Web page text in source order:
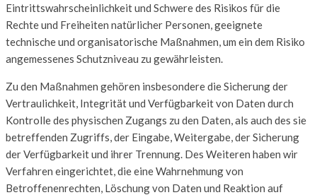
Eintrittswahrscheinlichkeit und Schwere des Risikos für die
Rechte und Freiheiten natürlicher Personen, geeignete
technische und organisatorische Maßnahmen, um ein dem Risiko
angemessenes Schutzniveau zu gewährleisten.
Zu den Maßnahmen gehören insbesondere die Sicherung der
Vertraulichkeit, Integrität und Verfügbarkeit von Daten durch
Kontrolle des physischen Zugangs zu den Daten, als auch des sie
betreffenden Zugriffs, der Eingabe, Weitergabe, der Sicherung
der Verfügbarkeit und ihrer Trennung. Des Weiteren haben wir
Verfahren eingerichtet, die eine Wahrnehmung von
Betroffenenrechten, Löschung von Daten und Reaktion auf